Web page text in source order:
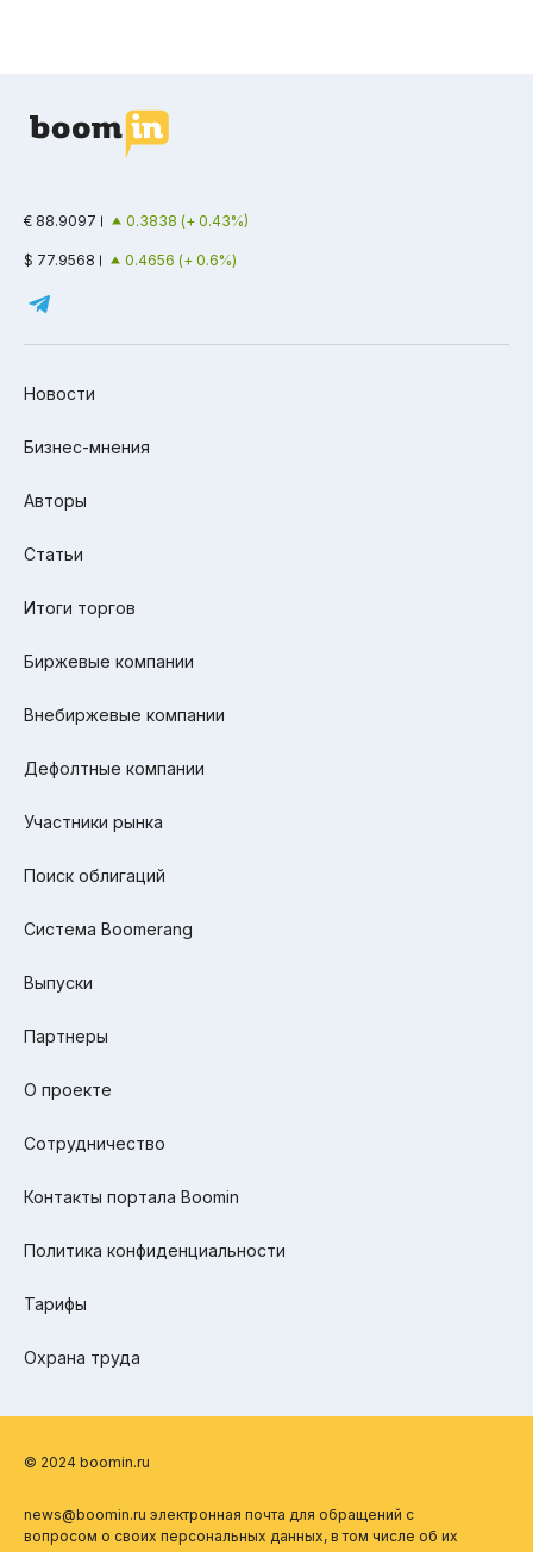
€ 88.9097 0.3838 (+ 0.43%)
$ 77.9568 0.4656 (+ 0.6%)
Новости
Бизнес-мнения
Авторы
Статьи
Итоги торгов
Биржевые компании
Внебиржевые компании
Дефолтные компании
Участники рынка
Поиск облигаций
Система Boomerang
Выпуски
Партнеры
О проекте
Сотрудничество
Контакты портала Boomin
Политика конфиденциальности
Тарифы
Охрана труда
© 2024 boomin.ru
news@boomin.ru электронная почта для обращений с
вопросом о своих персональных данных, в том числе об их